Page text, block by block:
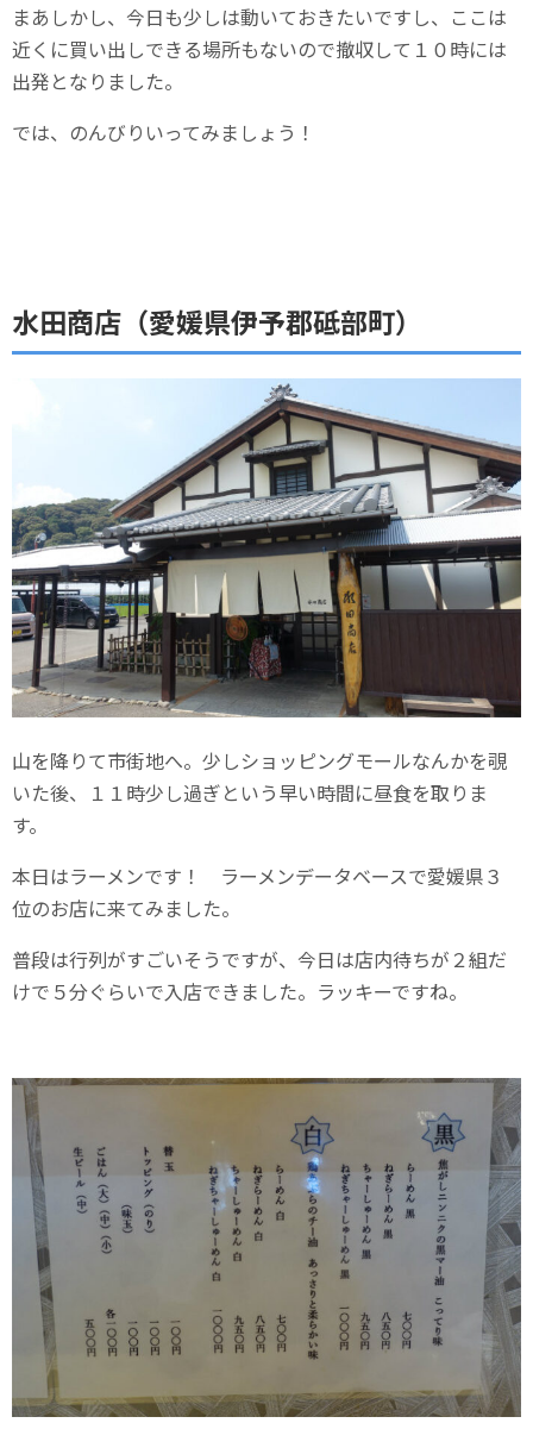
まあしかし、今日も少しは動いておきたいですし、ここは
近くに買い出しできる場所もないので撤収して１０時には
出発となりました。
では、のんびりいってみましょう！
水田商店（愛媛県伊予郡砥部町）
山を降りて市街地へ。少しショッピングモールなんかを覗
いた後、１１時少し過ぎという早い時間に昼食を取りま
す。
本日はラーメンです！ ラーメンデータベースで愛媛県３
位のお店に来てみました。
普段は行列がすごいそうですが、今日は店内待ちが２組だ
けで５分ぐらいで入店できました。ラッキーですね。